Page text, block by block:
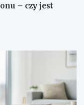
– czy jest